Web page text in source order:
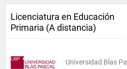
Licenciatura en Educación
Primaria (A distancia)
Universidad Blas